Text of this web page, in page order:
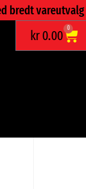
bredt vareutvalg
kr0.00 0